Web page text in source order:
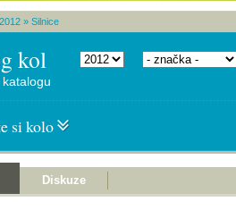
» Silnice
kol
si kolo
Diskuze